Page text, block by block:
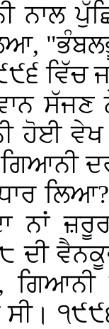
ਨਾਲ
ਵਿੱਚ
ਹੋਈ
ਨਾਂ
ਗਿਆਨੀ
੧੯੯੬